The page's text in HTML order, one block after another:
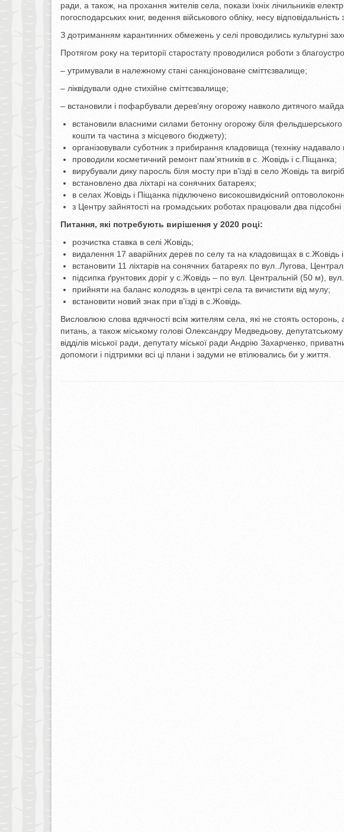
ради, а також, на прохання жителів села, покази їхніх лічильників
погосподарських книг, ведення військового обліку, несу
З дотриманням карантинних обмежень у селі проводились культурні
Протягом року на території старостату проводилися роботи з
– утримували в належному стані санкціоноване сміттєзвалище;
– ліквідували одне стихійне сміттєзвалище;
– встановили і пофарбували дерев’яну огорожу навколо дитячого
встановили власними силами бетонну огорожу біля фельдшерського
кошти та частина з місцевого бюджету);
організовували суботник з прибирання кладовища (техніку
проводили косметичний ремонт пам’ятників в с. Жовідь і с.Піщанка;
вирубували дику паросль біля мосту при в’їзді в село Жовідь та
встановлено два ліхтарі на сонячних батареях;
в селах Жовідь і Піщанка підключено високошвидкісний
з Центру зайнятості на громадських роботах працювали два підсобні
Питання, які потребують вирішення у 2020 році:
розчистка ставка в селі Жовідь;
видалення 17 аварійних дерев по селу та на кладовищах в с.Жовідь
встановити 11 ліхтарів на сонячних батареях по вул..Лугова,
підсипка ґрунтових доріг у с.Жовідь – по вул. Центральній (50 м),
прийняти на баланс колодязь в центрі села та вичистити від мулу;
встановити новий знак при в’їзді в с.Жовідь.
Висловлюю слова вдячності всім жителям села, які не стоять
питань, а також міському голові Олександру Медведьову,
відділів міської ради, депутату міської ради Андрію Захарченко,
допомоги і підтримки всі ці плани і задуми не втілювались би у життя.